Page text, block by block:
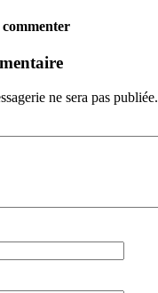
ne sera pas publiée.